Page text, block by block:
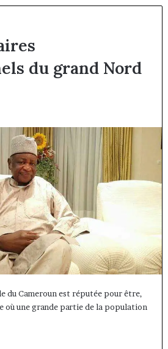
du grand Nord
du Cameroun est réputée pour être,
où une grande partie de la population